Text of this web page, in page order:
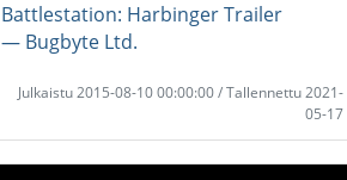
Battlestation: Harbinger Trailer
― Bugbyte Ltd.
Julkaistu 2015-08-10 00:00:00 / Tallennettu 2021-
05-17